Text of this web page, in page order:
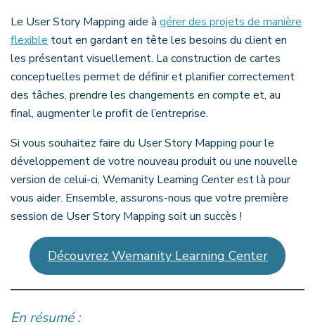
Le User Story Mapping aide à gérer des projets de manière
flexible tout en gardant en tête les besoins du client en
les présentant visuellement. La construction de cartes
conceptuelles permet de définir et planifier correctement
des tâches, prendre les changements en compte et, au
final, augmenter le profit de l’entreprise.
Si vous souhaitez faire du User Story Mapping pour le
développement de votre nouveau produit ou une nouvelle
version de celui-ci, Wemanity Learning Center est là pour
vous aider. Ensemble, assurons-nous que votre première
session de User Story Mapping soit un succès !
Découvrez Wemanity Learning Center
En résumé :